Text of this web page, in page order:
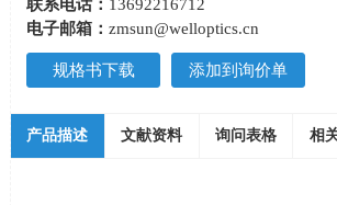
联系电话： 13692216712
电子邮箱：zmsun@welloptics.cn
规格书下载 添加到询价单
产品描述 文献资料 询问表格 相